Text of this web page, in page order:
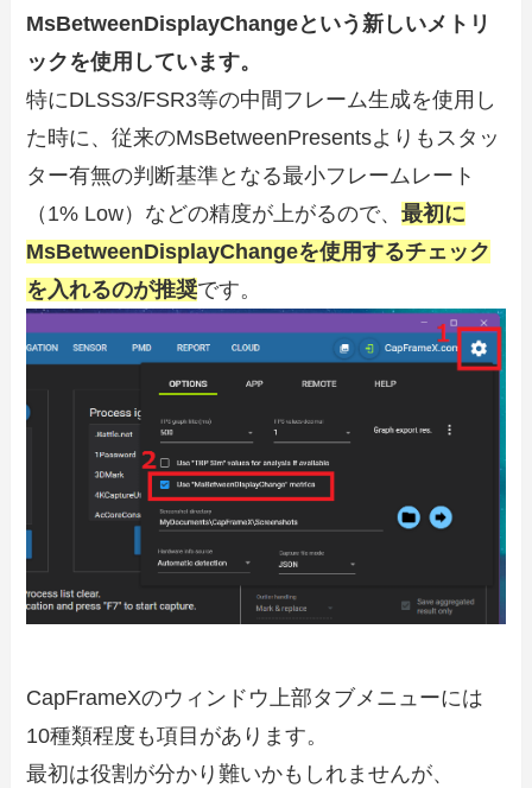
MsBetweenDisplayChangeという新しいメトリ
ックを使用しています。
特にDLSS3/FSR3等の中間フレーム生成を使用し
た時に、従来のMsBetweenPresentsよりもスタッ
ター有無の判断基準となる最小フレームレート
（1% Low）などの精度が上がるので、最初に
MsBetweenDisplayChangeを使用するチェック
を入れるのが推奨です。
CapFrameXのウィンドウ上部タブメニューには
10種類程度も項目があります。
最初は役割が分かり難いかもしれませんが、